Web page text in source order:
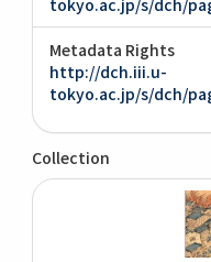
Metadata Rights
http://dch.iii.u-
tokyo.ac.jp/s/dch/
Collection